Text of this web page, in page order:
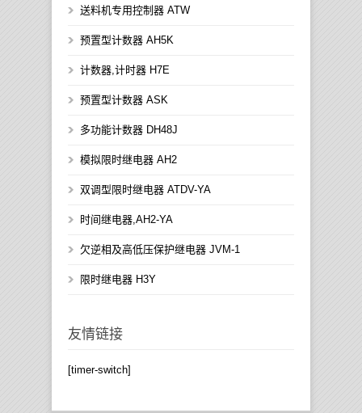
送料机专用控制器 ATW
预置型计数器 AH5K
计数器,计时器 H7E
预置型计数器 ASK
多功能计数器 DH48J
模拟限时继电器 AH2
双调型限时继电器 ATDV-YA
时间继电器,AH2-YA
欠逆相及高低压保护继电器 JVM-1
限时继电器 H3Y
友情链接
[timer-switch]